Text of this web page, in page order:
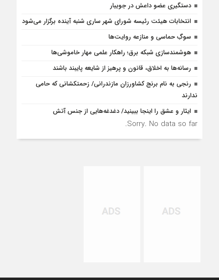
دستگیری عضو داعش در جویبار
انتخابات هیئت رئیسه شورای شهر ساری شنبه آینده برگزار می‌شود
سوگِ حماسی و منازعه روایت‌ها
هوشمندسازی شبکه برق؛ راهکار علمی مهار خاموشی‌ها
رسانه‌ها به اخلاق، قانون و پرهیز از شایعه پایبند باشند
رنجی به نام برنج کشاورزان مازندرانی/ زحمتکشانی که حامی
ندارند
ایثار و عشق را اینجا ببینید/ دغدغه‌هایی از جنس آتش
Sorry. No data so far.